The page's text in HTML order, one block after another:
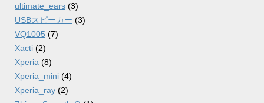
ultimate_ears (3)
USBスピーカー (3)
VQ1005 (7)
Xacti (2)
Xperia (8)
Xperia_mini (4)
Xperia_ray (2)